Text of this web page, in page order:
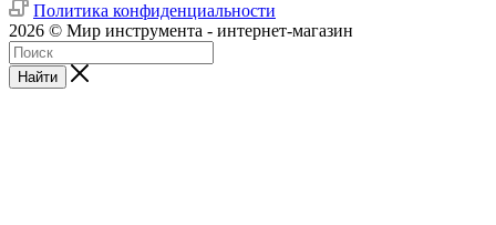
Политика конфиденциальности
2026 © Мир инструмента - интернет-магазин
Найти